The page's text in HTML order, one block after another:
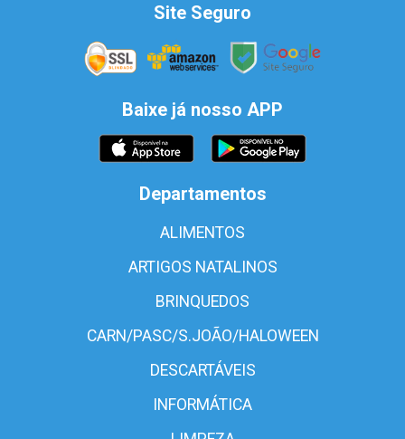
Site Seguro
Baixe já nosso APP
Departamentos
ALIMENTOS
ARTIGOS NATALINOS
BRINQUEDOS
CARN/PASC/S.JOÃO/HALOWEEN
DESCARTÁVEIS
INFORMÁTICA